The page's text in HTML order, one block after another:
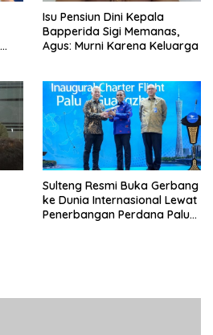
Isu Pensiun Dini Kepala
Bapperida Sigi Memanas,
Agus: Murni Karena Keluarga
Sulteng Resmi Buka Gerbang
ke Dunia Internasional Lewat
Penerbangan Perdana Palu-